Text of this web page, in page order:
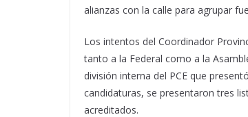
alianzas con la calle para agrupar
Los intentos del Coordinador
tanto a la Federal como a la
división interna del PCE que
candidaturas, se presentaron tres
acreditados.